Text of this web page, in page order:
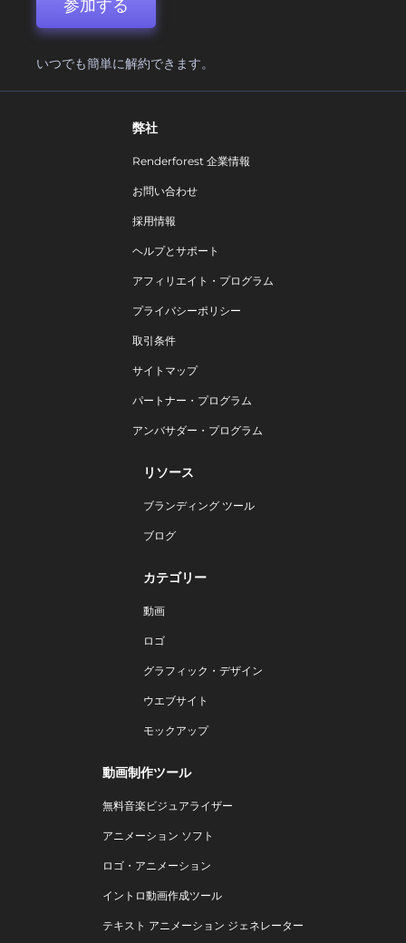
参加する
いつでも簡単に解約できます。
弊社
Renderforest 企業情報
お問い合わせ
採用情報
ヘルプとサポート
アフィリエイト・プログラム
プライバシーポリシー
取引条件
サイトマップ
パートナー・プログラム
アンバサダー・プログラム
リソース
ブランディング ツール
ブログ
カテゴリー
動画
ロゴ
グラフィック・デザイン
ウエブサイト
モックアップ
動画制作ツール
無料音楽ビジュアライザー
アニメーション ソフト
ロゴ・アニメーション
イントロ動画作成ツール
テキスト アニメーション ジェネレーター